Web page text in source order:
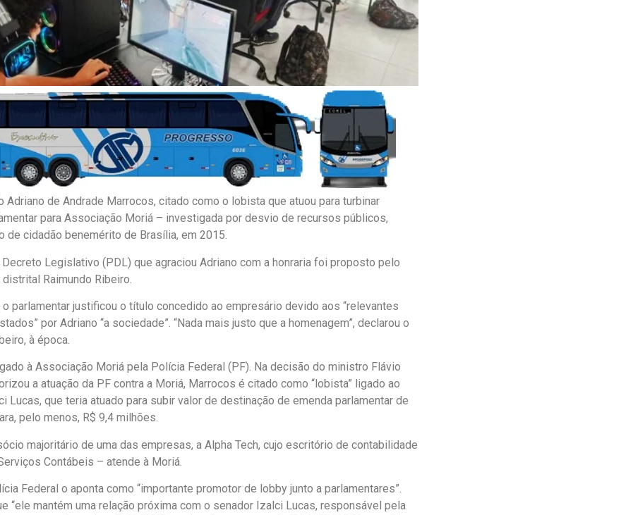
Adriano de Andrade Marrocos, citado como o lobista que atuou para turbinar
para Associação Moriá – investigada por desvio de recursos públicos,
de cidadão benemérito de Brasília, em 2015.
Legislativo (PDL) que agraciou Adriano com a honraria foi proposto pelo
Raimundo Ribeiro.
o parlamentar justificou o título concedido ao empresário devido aos “relevantes
por Adriano “a sociedade”. “Nada mais justo que a homenagem”, declarou o
à época.
à Associação Moriá pela Polícia Federal (PF). Na decisão do ministro Flávio
a atuação da PF contra a Moriá, Marrocos é citado como “lobista” ligado ao
Lucas, que teria atuado para subir valor de destinação de emenda parlamentar de
pelo menos, R$ 9,4 milhões.
majoritário de uma das empresas, a Alpha Tech, cujo escritório de contabilidade
Contábeis – atende à Moriá.
Federal o aponta como “importante promotor de lobby junto a parlamentares”.
“ele mantém uma relação próxima com o senador Izalci Lucas, responsável pela